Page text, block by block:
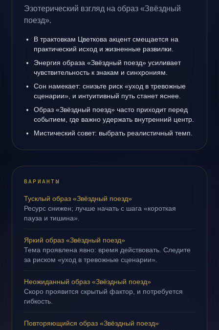
Эзотерический взгляд на образ «Звёздный
поезд».
В трактовкам Цветкова акцент смещается на
практический исход и жизненные развилки.
Энергия образа «Звёздный поезд» усиливает
чувствительность к знакам и синхрониям.
Сон намекает: снизьте риск «уход в тревожные
сценарии», и интуитивный путь станет яснее.
Образ «Звёздный поезд» часто приходит перед
событием, где важно удержать внутренний центр.
Мистический совет: выбрать реалистичный темп.
ВАРИАНТЫ
Тусклый образ «Звёздный поезд»
Ресурс снижен; лучше начать с шага «короткая
пауза и тишина».
Яркий образ «Звёздный поезд»
Тема проявлена явно: время действовать. Следите
за риском «уход в тревожные сценарии».
Неожиданный образ «Звёздный поезд»
Скоро проявится скрытый фактор, и потребуется
гибкость.
Повторяющийся образ «Звёздный поезд»